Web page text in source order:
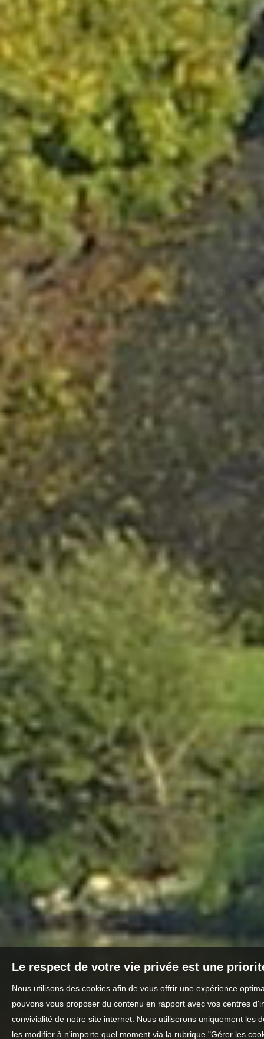
Le respect de votre vie privée est une
Nous utilisons des cookies afin de vous offrir une expérience
pouvons vous proposer du contenu en rapport avec vos centres
convivialité de notre site internet. Nous utiliserons uniquement les
les modifier à n'importe quel moment via la rubrique "Gérer les